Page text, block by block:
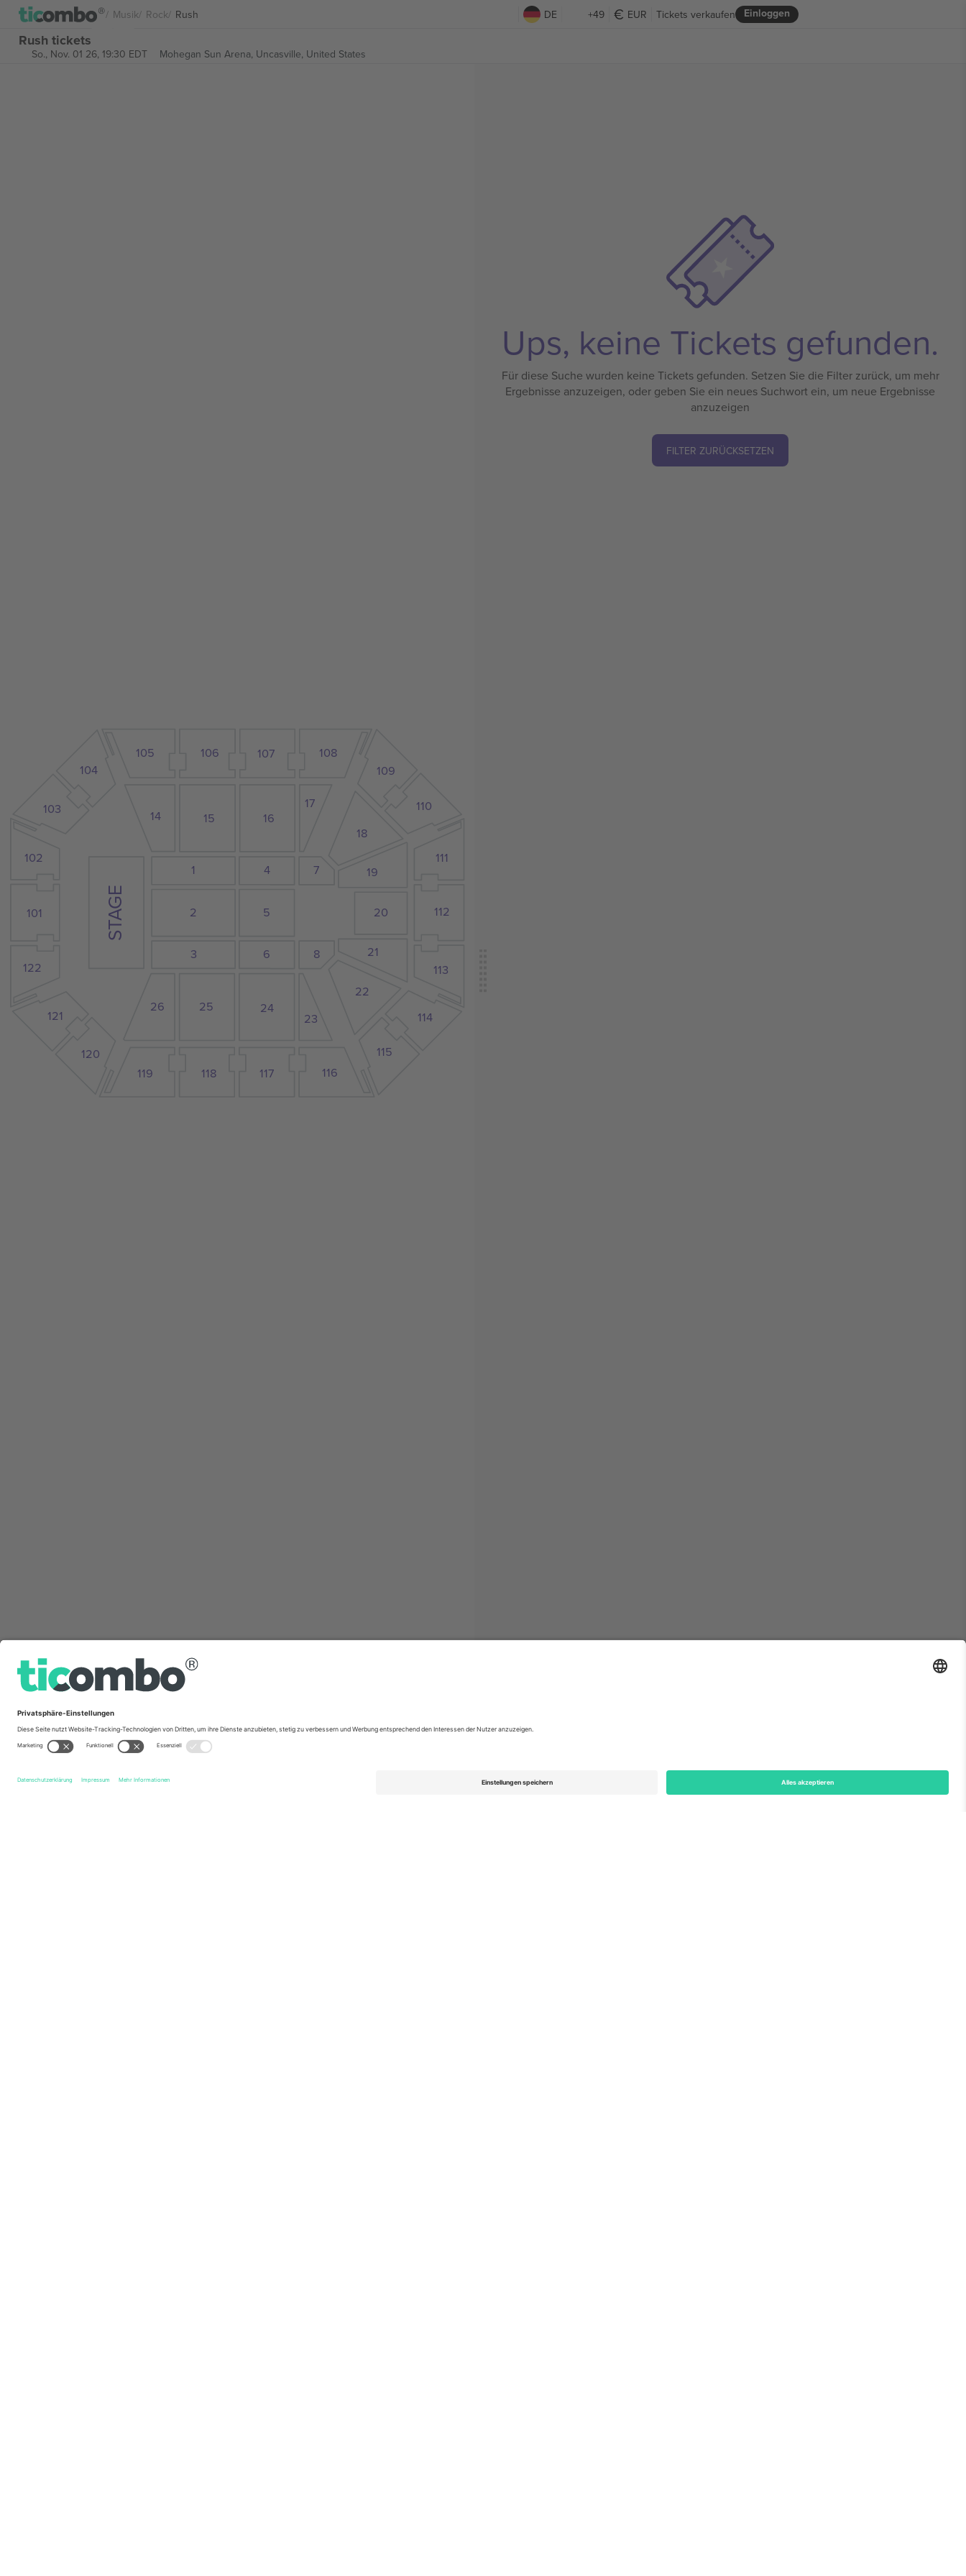
Musik Rock Rush DE +49 EUR Einloggen
Tickets verkaufen
Rush tickets
So., Nov. 01 26, 19:30 EDT Mohegan Sun Arena, Uncasville, United States
2
1
3
4
5
6
7
8
19
14 15 16
17
26 25 24
23
22
21
18
20
105 106 107
108
109
110
111
112
113
114
115
116
117
118
119
104
120
121
122
101
102
103
STAGE
Ups, keine Tickets gefunden.
Für diese Suche wurden keine Tickets gefunden. Setzen Sie die Filter zurück, um mehr
Ergebnisse anzuzeigen, oder geben Sie ein neues Suchwort ein, um neue Ergebnisse
anzuzeigen
FILTER ZURÜCKSETZEN